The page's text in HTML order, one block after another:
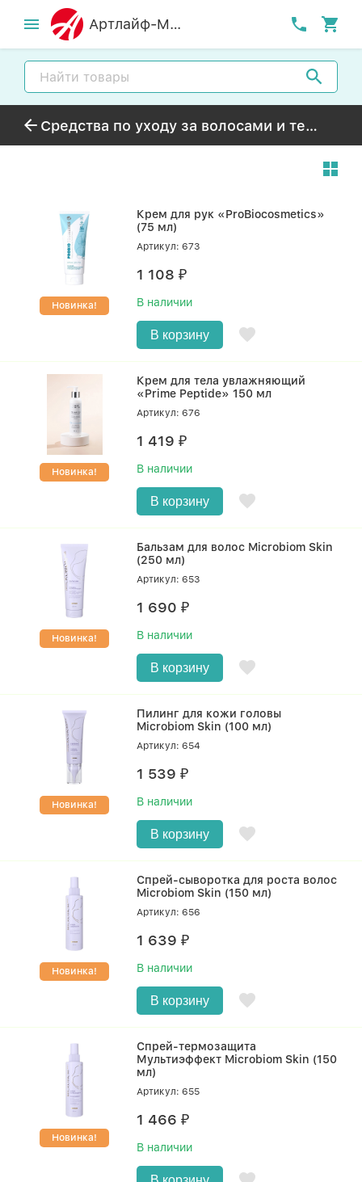
Артлайф-MСК
Средства по уходу за волосами и телом
Новинка!
Крем для рук «ProBiocosmetics»
(75 мл)
Артикул: 673
1 108₽
В наличии
В корзину
Новинка!
Крем для тела увлажняющий
«Prime Peptide» 150 мл
Артикул: 676
1 419₽
В наличии
В корзину
Новинка!
Бальзам для волос Microbiom Skin
(250 мл)
Артикул: 653
1 690₽
В наличии
В корзину
Новинка!
Пилинг для кожи головы
Microbiom Skin (100 мл)
Артикул: 654
1 539₽
В наличии
В корзину
Новинка!
Спрей-сыворотка для роста волос
Microbiom Skin (150 мл)
Артикул: 656
1 639₽
В наличии
В корзину
Новинка!
Спрей-термозащита
Мультиэффект Microbiom Skin (150
мл)
Артикул: 655
1 466₽
В наличии